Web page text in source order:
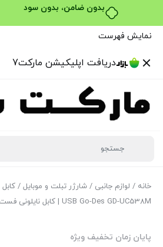
خرید قسطی با ترب‌پی
نمایش فهرست
دریافت اپلیکیشن مارکت7
خانه / لوازم جانبی / شارژر تبلت و موبایل
USB Go-Des GD-UC538M | کابل نایلونی فست شارژ 5 آمپر 1.2 متری
پایان زمان تخفیف ویژه